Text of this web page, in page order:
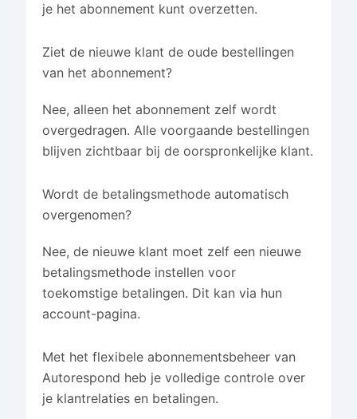
je het abonnement kunt overzetten.
Ziet de nieuwe klant de oude bestellingen
van het abonnement?
Nee, alleen het abonnement zelf wordt
overgedragen. Alle voorgaande bestellingen
blijven zichtbaar bij de oorspronkelijke klant.
Wordt de betalingsmethode automatisch
overgenomen?
Nee, de nieuwe klant moet zelf een nieuwe
betalingsmethode instellen voor
toekomstige betalingen. Dit kan via hun
account-pagina.
Met het flexibele abonnementsbeheer van
Autorespond heb je volledige controle over
je klantrelaties en betalingen.